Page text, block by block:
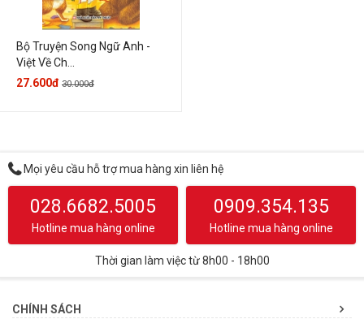
Bộ Truyện Song Ngữ Anh -
Việt Về Ch...
27.600đ 30.000đ
Mọi yêu cầu hỗ trợ mua hàng xin liên hệ
028.6682.5005
Hotline mua hàng online
0909.354.135
Hotline mua hàng online
Thời gian làm việc từ 8h00 - 18h00
CHÍNH SÁCH